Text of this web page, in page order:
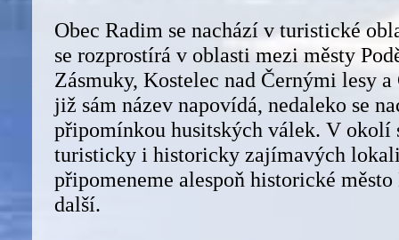
Obec Radim se nachází v turistické
se rozprostírá v oblasti mezi městy
Zásmuky, Kostelec nad Černými lesy
již sám název napovídá, nedaleko se
připomínkou husitských válek. V okolí
turisticky i historicky zajímavých
připomeneme alespoň historické
další.